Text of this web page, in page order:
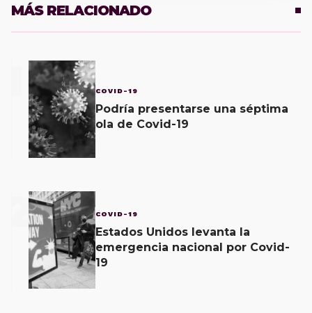
MÁS RELACIONADO
COVID-19
Podría presentarse una séptima
ola de Covid-19
2 COVID-19
Estados Unidos levanta la
emergencia nacional por Covid-
19